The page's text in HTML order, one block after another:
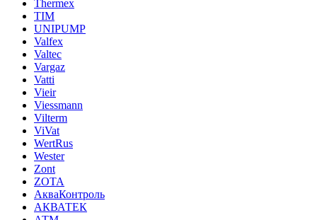
Thermex
TIM
UNIPUMP
Valfex
Valtec
Vargaz
Vatti
Vieir
Viessmann
Vilterm
ViVat
WertRus
Wester
Zont
ZOTA
АкваКонтроль
АКВАТЕК